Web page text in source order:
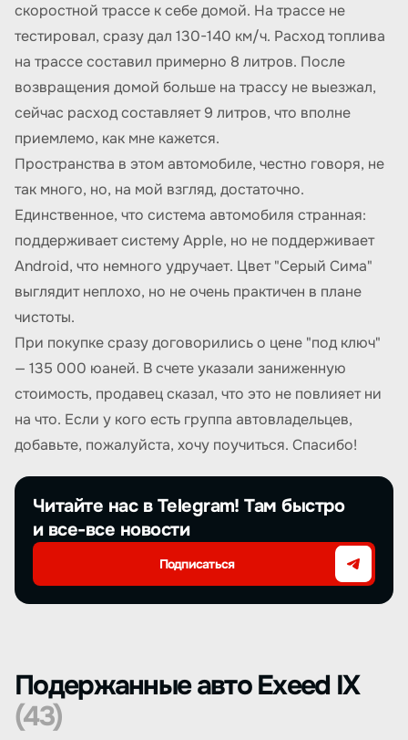
скоростной трассе к себе домой. На трассе не
тестировал, сразу дал 130-140 км/ч. Расход топлива
на трассе составил примерно 8 литров. После
возвращения домой больше на трассу не выезжал,
сейчас расход составляет 9 литров, что вполне
приемлемо, как мне кажется.
Пространства в этом автомобиле, честно говоря, не
так много, но, на мой взгляд, достаточно.
Единственное, что система автомобиля странная:
поддерживает систему Apple, но не поддерживает
Android, что немного удручает. Цвет "Серый Сима"
выглядит неплохо, но не очень практичен в плане
чистоты.
При покупке сразу договорились о цене "под ключ"
— 135 000 юаней. В счете указали заниженную
стоимость, продавец сказал, что это не повлияет ни
на что. Если у кого есть группа автовладельцев,
добавьте, пожалуйста, хочу поучиться. Спасибо!
Читайте нас в Telegram! Там быстро
и все-все новости
Подписаться
Подержанные авто Exeed IX
(43)